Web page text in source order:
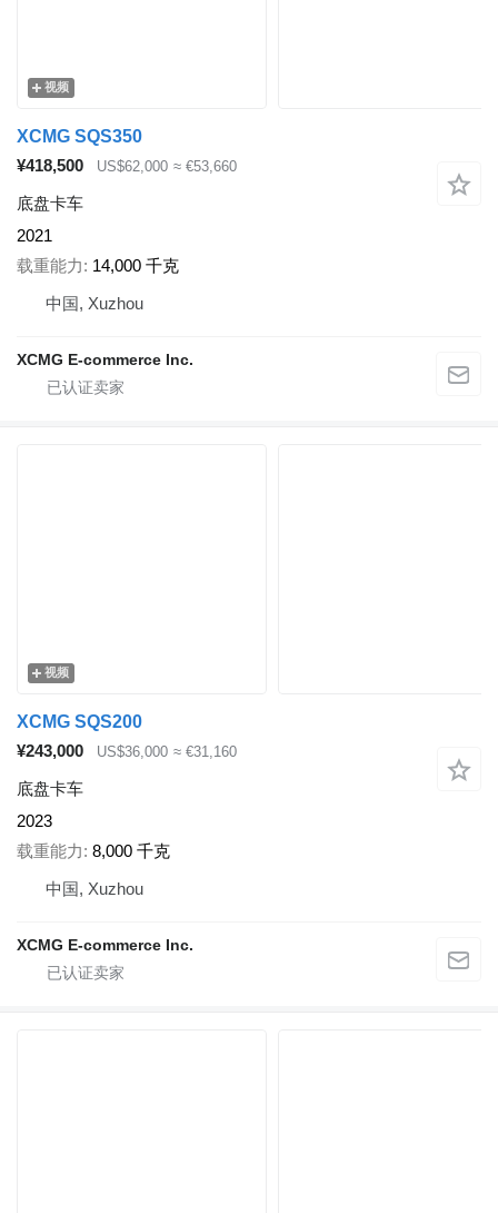
视频
XCMG SQS350
¥418,500
US$62,000 ≈ €53,660
底盘卡车
2021
载重能力
14,000 千克
中国, Xuzhou
XCMG E-commerce Inc.
视频
XCMG SQS200
¥243,000
US$36,000 ≈ €31,160
底盘卡车
2023
载重能力 8,000 千克
中国, Xuzhou
XCMG E-commerce Inc.